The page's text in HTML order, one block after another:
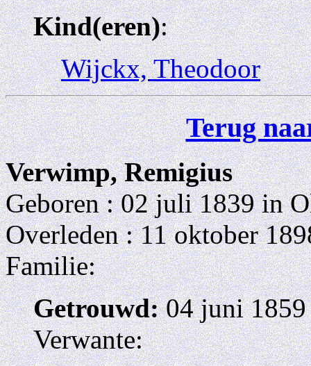
Kind(eren):
Wijckx, Theodoor
Terug
Verwimp, Remigius
Geboren : 02 juli 1839 in
Overleden : 11 oktober
Familie:
Getrouwd:04 juni 1859
Verwante: